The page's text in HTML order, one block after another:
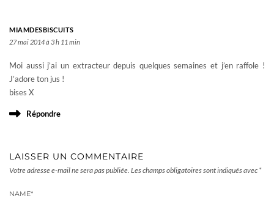
MIAMDESBISCUITS
27 mai 2014 à 3 h 11 min
Moi aussi j’ai un extracteur depuis quelques semaines et j’en raffole !
J’adore ton jus !
bises X
Répondre
LAISSER UN COMMENTAIRE
Votre adresse e-mail ne sera pas publiée. Les champs obligatoires sont indiqués avec *
NAME*